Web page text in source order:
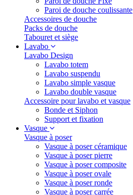
Paroi de douche coulissante
Accessoires de douche
Packs de douche
Tabouret et siège
Lavabo
Lavabo Design
Lavabo totem
Lavabo suspendu
Lavabo simple vasque
Lavabo double vasque
Accessoire pour lavabo et vasque
Bonde et Siphon
Support et fixation
Vasque
Vasque à poser
Vasque à poser céramique
Vasque à poser pierre
Vasque à poser composite
Vasque à poser ovale
Vasque à poser ronde
Vasque à poser carrée